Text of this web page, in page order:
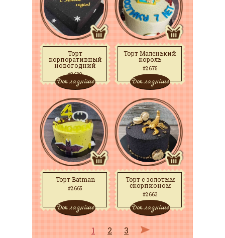
Торт
корпоративный
новогодний
#2689
Докладніше
Торт Маленький
король
#2675
Докладніше
Торт Batman
#2665
Докладніше
Торт с золотым
скорпионом
#2663
Докладніше
1 2 3